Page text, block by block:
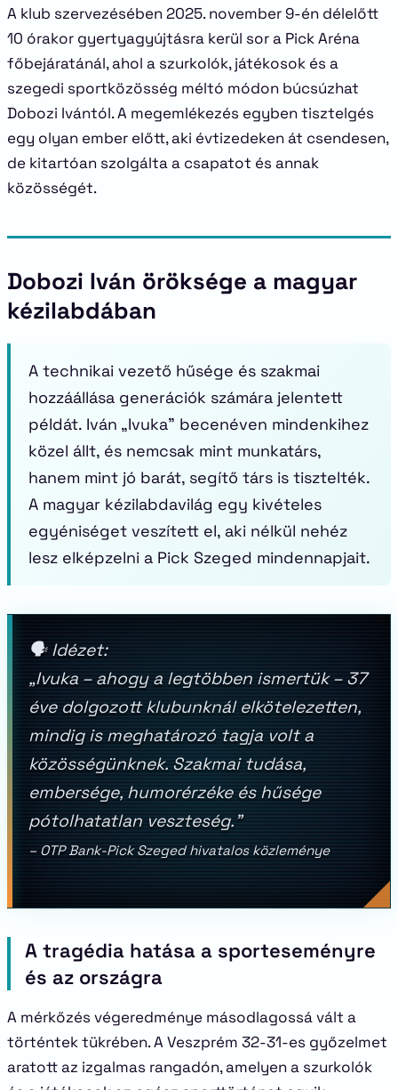
A klub szervezésében 2025. november 9-én délelőtt
10 órakor gyertyagyújtásra kerül sor a Pick Aréna
főbejáratánál, ahol a szurkolók, játékosok és a
szegedi sportközösség méltó módon búcsúzhat
Dobozi Ivántól. A megemlékezés egyben tisztelgés
egy olyan ember előtt, aki évtizedeken át csendesen,
de kitartóan szolgálta a csapatot és annak
közösségét.
Dobozi Iván öröksége a magyar
kézilabdában
A technikai vezető hűsége és szakmai
hozzáállása generációk számára jelentett
példát. Iván „Ivuka” becenéven mindenkihez
közel állt, és nemcsak mint munkatárs,
hanem mint jó barát, segítő társ is tisztelték.
A magyar kézilabdavilág egy kivételes
egyéniséget veszített el, aki nélkül nehéz
lesz elképzelni a Pick Szeged mindennapjait.
🗣️ Idézet:
„Ivuka – ahogy a legtöbben ismertük – 37
éve dolgozott klubunknál elkötelezetten,
mindig is meghatározó tagja volt a
közösségünknek. Szakmai tudása,
embersége, humorérzéke és hűsége
pótolhatatlan veszteség.”
– OTP Bank-Pick Szeged hivatalos közleménye
A tragédia hatása a sporteseményre
és az országra
A mérkőzés végeredménye másodlagossá vált a
történtek tükrében. A Veszprém 32-31-es győzelmet
aratott az izgalmas rangadón, amelyen a szurkolók